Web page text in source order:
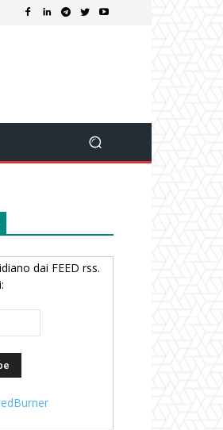
dai FEED rss.